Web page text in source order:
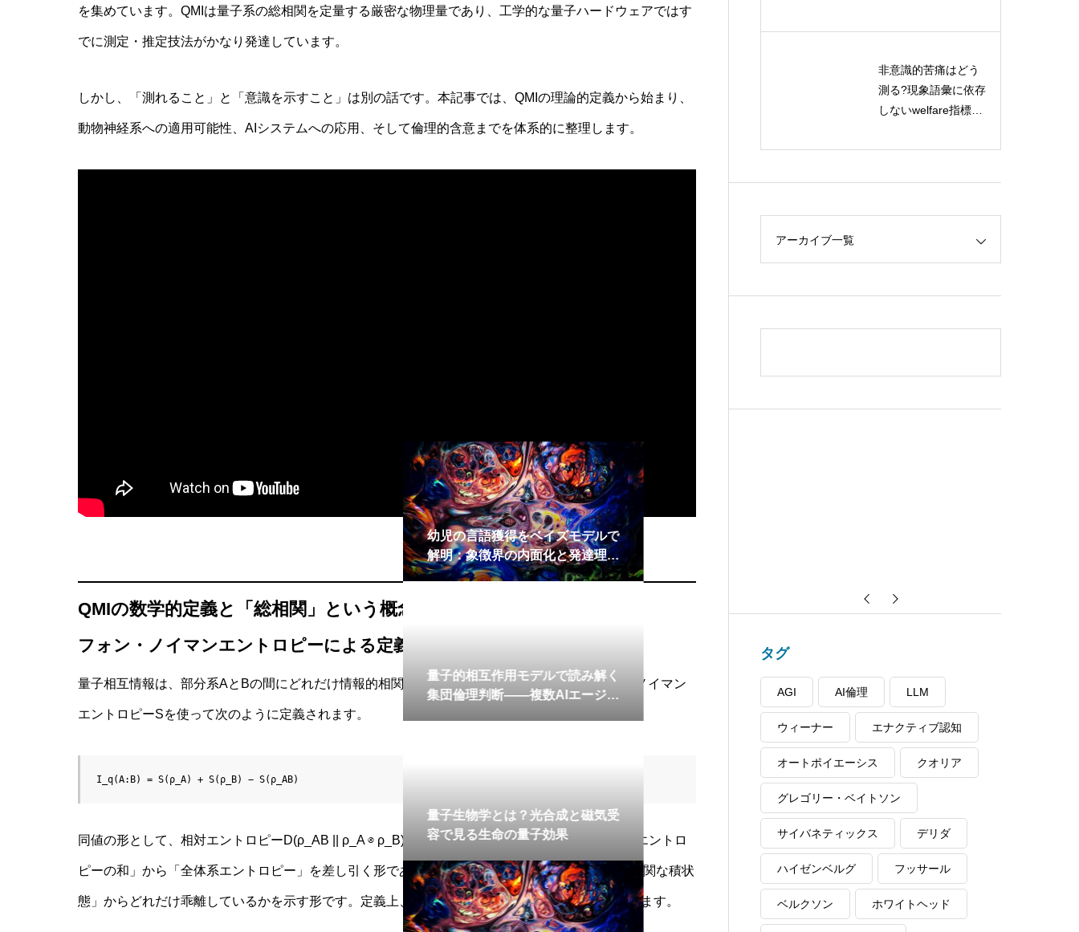
を集めています。QMIは量子系の総相関を定量する厳密な物理量であり、工学的な量子ハードウェアではす
でに測定・推定技法がかなり発達しています。
しかし、「測れること」と「意識を示すこと」は別の話です。本記事では、QMIの理論的定義から始まり、
動物神経系への適用可能性、AIシステムへの応用、そして倫理的含意までを体系的に整理します。
QMIの数学的定義と「総相関」という概念の意味
フォン・ノイマンエントロピーによる定義
量子相互情報は、部分系AとBの間にどれだけ情報的相関が存在するかを測る量であり、フォン・ノイマン
エントロピーSを使って次のように定義されます。
I_q(A:B) = S(ρ_A) + S(ρ_B) − S(ρ_AB)
同値の形として、相対エントロピーD(ρ_AB || ρ_A ⊗ ρ_B)としても表現できます。前者は「部分系エントロ
ピーの和」から「全体系エントロピー」を差し引く形であり、後者は「実際の結合状態」が「無相関な積状
態」からどれだけ乖離しているかを示す形です。定義上、QMIは非負であり、二系の総相関を捉えます。
とは
非意識的苦痛はどう
測る?現象語彙に依存
しないwelfare指標の
のメカニズム
ポストヒューマン記
号論とは何か？AI・
ロボット・環境が意
理論
アーカイブ一覧
幼児の言語獲得をベイズモデルで
解明：象徴界の内面化と発達理論
量子的相互作用モデルで読み解く
集団倫理判断——複数AIエージェ
ントの社会的意思決定ダイナミク
量子生物学とは？光合成と磁気受
容で見る生命の量子効果
タグ
AGI AI倫理 LLM
ウィーナー エナクティブ認知
オートポイエーシス クオリア
グレゴリー・ベイトソン
サイバネティックス デリダ
ハイゼンベルグ フッサール
ベルクソン ホワイトヘッド